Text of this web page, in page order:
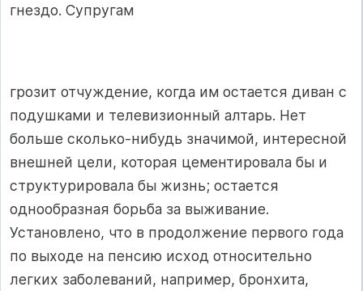
гнездо. Супругам
грозит отчуждение, когда им остается диван с
подушками и телевизионный алтарь. Нет
больше сколько-нибудь значимой, интересной
внешней цели, которая цементировала бы и
структурировала бы жизнь; остается
однообразная борьба за выживание.
Установлено, что в продолжение первого года
по выходе на пенсию исход относительно
легких заболеваний, например, бронхита,